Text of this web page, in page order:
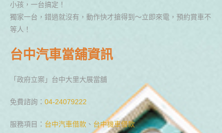
小孩，一台搞定！
獨家一台，錯過就沒有，動作快才搶得到～立即來電，預約賞車不
等人！
台中汽車當舖資訊
「政府立案」台中大里大展當舖
免費諮詢： 04-24079222
服務項目： 台中汽車借款 、 台中機車借款